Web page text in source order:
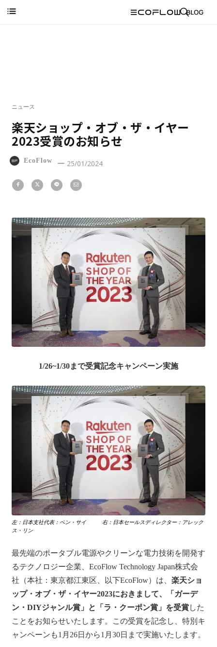
ニュース
楽天ショップ・オブ・ザ・イヤー
2023受賞のお知らせ
EcoFlow 25/01/2024
1/26~1/30まで受賞記念キャンペーン実施
左：日本支社代表：ベン・サイ 右：日本セールスディレクター：アレック
ス・リン
最先端のポータブル電源やクリーンな電力技術を開発す
るテクノロジー企業、EcoFlow Technology Japan株式会
社（本社：東京都江東区、以下EcoFlow）は、 楽天ショ
ップ・オブ・ザ・イヤー2023におきまして、「ガーデ
ン・DIYジャンル賞」と「ラ・クーポン賞」を受賞した
ことをお知らせいたします。この受賞を記念し、特別キ
ャンペーンも1月26日から1月30日まで実施いたします。